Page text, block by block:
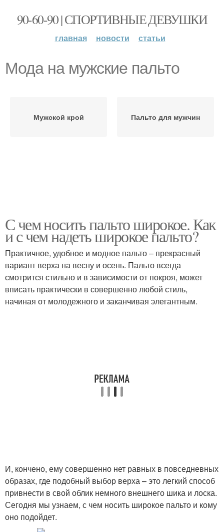
90-60-90 | СПОРТИВНЫЕ ДЕВУШКИ
главная новости статьи
Мода на мужские пальто
Мужской крой Пальто для мужчин
С чем носить пальто широкое. Как
и с чем надеть широкое пальто?
Практичное, удобное и модное пальто – прекрасный
вариант верха на весну и осень. Пальто всегда
смотрится стильно и в зависимости от покроя, может
вписать практически в совершенно любой стиль,
начиная от молодежного и заканчивая элегантным.
И, кончено, ему совершенно нет равных в повседневных
образах, где подобный выбор верха – это легкий способ
привнести в свой облик немного внешнего шика и лоска.
Сегодня мы узнаем, с чем носить широкое пальто и кому
оно подойдет.